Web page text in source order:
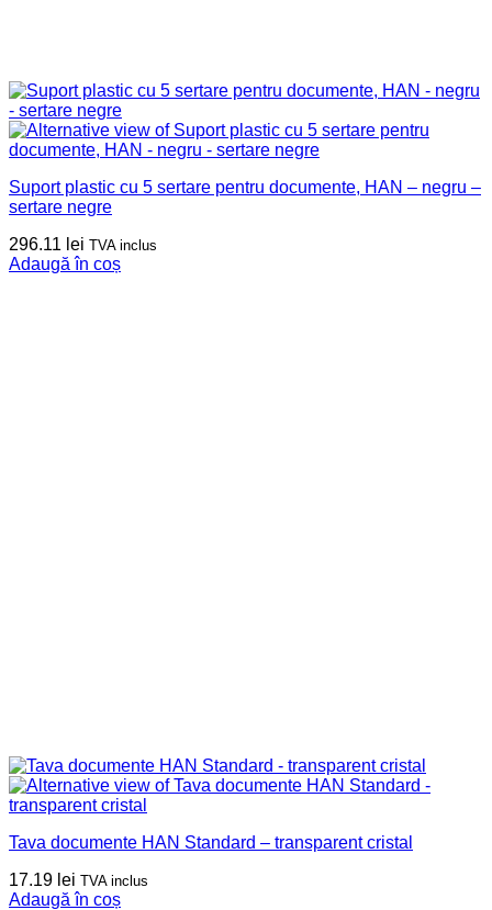
Suport plastic cu 5 sertare pentru documente, HAN – negru –
sertare negre
296.11 lei TVA inclus
Adaugă în coș
Tava documente HAN Standard – transparent cristal
17.19 lei TVA inclus
Adaugă în coș